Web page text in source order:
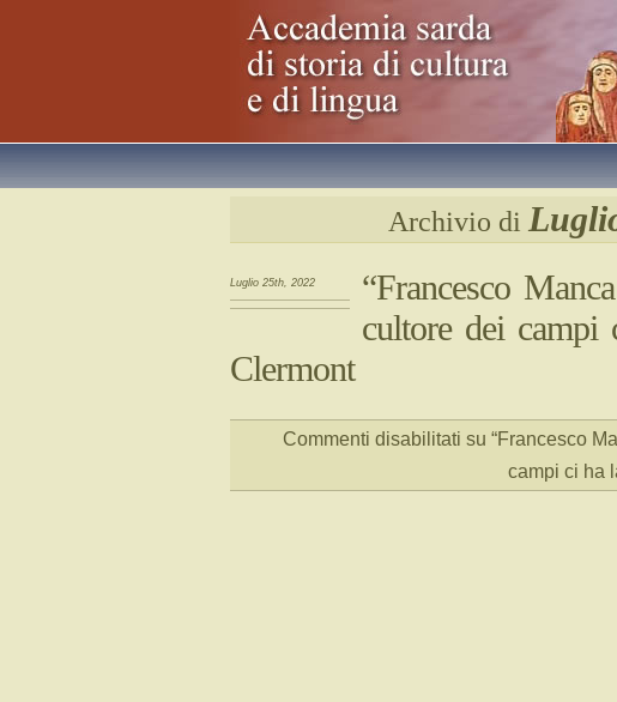
Archivio di
Luglio 25th, 2022
“Francesco
cultore dei campi
Clermont
Commenti disabilitati su “Francesco
campi ci ha